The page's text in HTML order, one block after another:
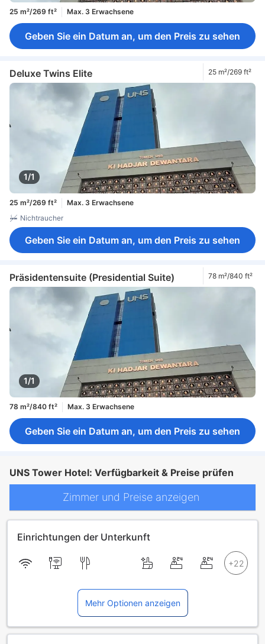
25 m²/269 ft² Max. 3 Erwachsene
Geben Sie ein Datum an, um den Preis zu sehen
Deluxe Twins Elite 25 m²/269 ft²
1/1
25 m²/269 ft²
Max. 3 Erwachsene
Nichtraucher
Geben Sie ein Datum an, um den Preis zu sehen
Präsidentensuite (Presidential Suite) 78 m²/840 ft²
1/1
78 m²/840 ft² Max. 3 Erwachsene
Geben Sie ein Datum an, um den Preis zu sehen
UNS Tower Hotel: Verfügbarkeit & Preise prüfen
Zimmer und Preise anzeigen
Einrichtungen der Unterkunft
Mehr Optionen anzeigen